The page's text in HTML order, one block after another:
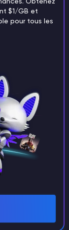
Obtenez
$1/GB et
pour tous les